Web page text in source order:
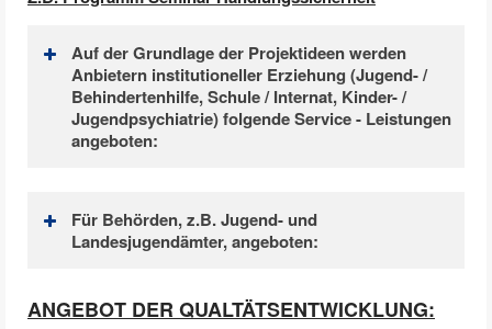
Auf der Grundlage der Projektideen werden
Anbietern institutioneller Erziehung (Jugend- /
Behindertenhilfe, Schule / Internat, Kinder- /
Jugendpsychiatrie) folgende Service - Leistungen
angeboten:
„fachlich- rechtliches Problemlösen“
Für Behörden, z.B. Jugend- und
Landesjugendämter, angeboten:
Aufgabenstellung
ANGEBOT DER QUALTÄTSENTWICKLUNG: